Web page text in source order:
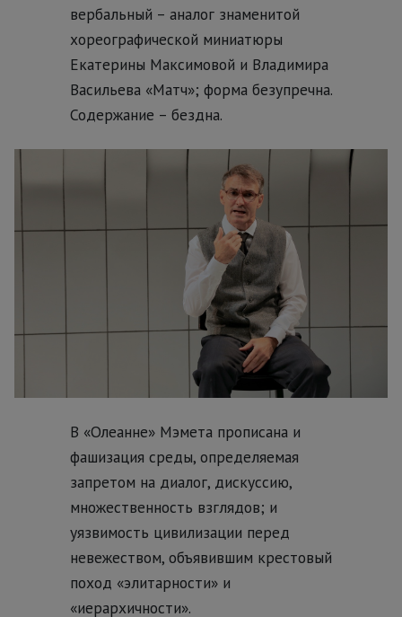
вербальный – аналог знаменитой
хореографической миниатюры
Екатерины Максимовой и Владимира
Васильева «Матч»; форма безупречна.
Содержание – бездна.
В «Олеанне» Мэмета прописана и
фашизация среды, определяемая
запретом на диалог, дискуссию,
множественность взглядов; и
уязвимость цивилизации перед
невежеством, объявившим крестовый
поход «элитарности» и
«иерархичности».